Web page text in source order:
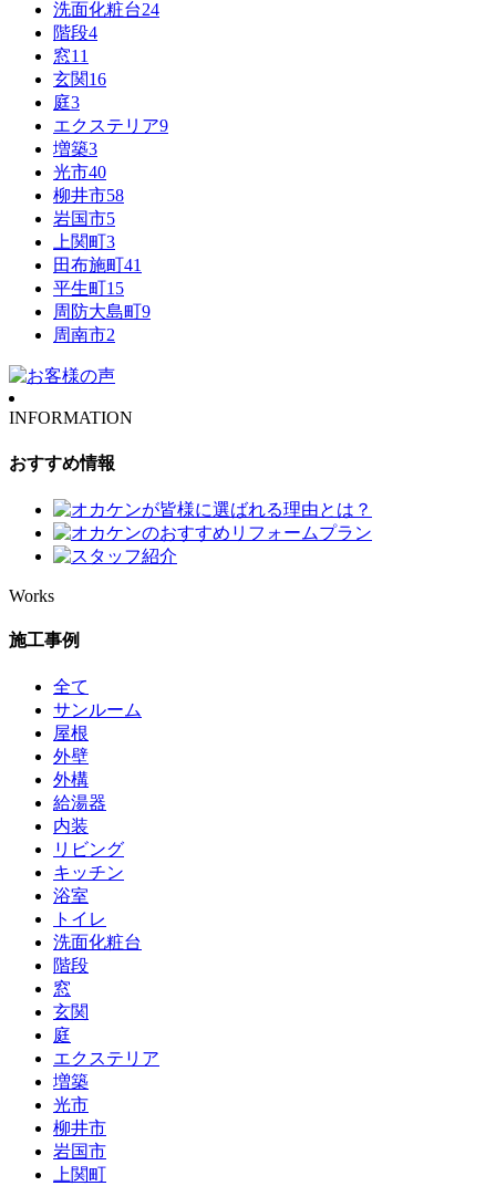
洗面化粧台24
階段4
窓11
玄関16
庭3
エクステリア9
増築3
光市40
柳井市58
岩国市5
上関町3
田布施町41
平生町15
周防大島町9
周南市2
INFORMATION
おすすめ情報
Works
施工事例
全て
サンルーム
屋根
外壁
外構
給湯器
内装
リビング
キッチン
浴室
トイレ
洗面化粧台
階段
窓
玄関
庭
エクステリア
増築
光市
柳井市
岩国市
上関町